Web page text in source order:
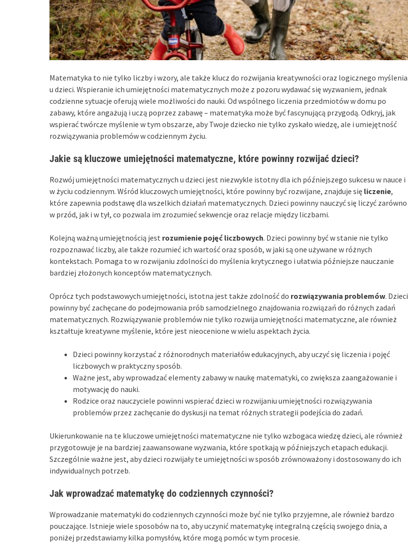
Matematyka to nie tylko liczby i wzory, ale także klucz do rozwijania kreatywności oraz logicznego myślenia
u dzieci. Wspieranie ich umiejętności matematycznych może z pozoru wydawać się wyzwaniem, jednak
codzienne sytuacje oferują wiele możliwości do nauki. Od wspólnego liczenia przedmiotów w domu po
zabawy, które angażują i uczą poprzez zabawę – matematyka może być fascynującą przygodą. Odkryj, jak
wspierać twórcze myślenie w tym obszarze, aby Twoje dziecko nie tylko zyskało wiedzę, ale i umiejętność
rozwiązywania problemów w codziennym życiu.
Jakie są kluczowe umiejętności matematyczne, które powinny rozwijać dzieci?
Rozwój umiejętności matematycznych u dzieci jest niezwykle istotny dla ich późniejszego sukcesu w nauce i
w życiu codziennym. Wśród kluczowych umiejętności, które powinny być rozwijane, znajduje się liczenie,
które zapewnia podstawę dla wszelkich działań matematycznych. Dzieci powinny nauczyć się liczyć zarówno
w przód, jak i w tył, co pozwala im zrozumieć sekwencje oraz relacje między liczbami.
Kolejną ważną umiejętnością jest rozumienie pojęć liczbowych. Dzieci powinny być w stanie nie tylko
rozpoznawać liczby, ale także rozumieć ich wartość oraz sposób, w jaki są one używane w różnych
kontekstach. Pomaga to w rozwijaniu zdolności do myślenia krytycznego i ułatwia późniejsze nauczanie
bardziej złożonych konceptów matematycznych.
Oprócz tych podstawowych umiejętności, istotna jest także zdolność do rozwiązywania problemów. Dzieci
powinny być zachęcane do podejmowania prób samodzielnego znajdowania rozwiązań do różnych zadań
matematycznych. Rozwiązywanie problemów nie tylko rozwija umiejętności matematyczne, ale również
kształtuje kreatywne myślenie, które jest nieocenione w wielu aspektach życia.
Dzieci powinny korzystać z różnorodnych materiałów edukacyjnych, aby uczyć się liczenia i pojęć
liczbowych w praktyczny sposób.
Ważne jest, aby wprowadzać elementy zabawy w naukę matematyki, co zwiększa zaangażowanie i
motywację do nauki.
Rodzice oraz nauczyciele powinni wspierać dzieci w rozwijaniu umiejętności rozwiązywania
problemów przez zachęcanie do dyskusji na temat różnych strategii podejścia do zadań.
Ukierunkowanie na te kluczowe umiejętności matematyczne nie tylko wzbogaca wiedzę dzieci, ale również
przygotowuje je na bardziej zaawansowane wyzwania, które spotkają w późniejszych etapach edukacji.
Szczególnie ważne jest, aby dzieci rozwijały te umiejętności w sposób zrównoważony i dostosowany do ich
indywidualnych potrzeb.
Jak wprowadzać matematykę do codziennych czynności?
Wprowadzanie matematyki do codziennych czynności może być nie tylko przyjemne, ale również bardzo
pouczające. Istnieje wiele sposobów na to, aby uczynić matematykę integralną częścią swojego dnia, a
poniżej przedstawiamy kilka pomysłów, które mogą pomóc w tym procesie.